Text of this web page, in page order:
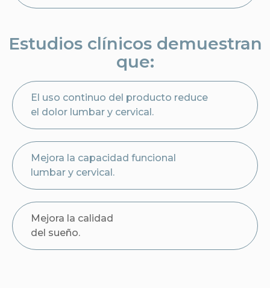
Estudios clínicos demuestran
que:
El uso continuo del producto reduce
el dolor lumbar y cervical.
Mejora la capacidad funcional
lumbar y cervical.
Mejora la calidad
del sueño.